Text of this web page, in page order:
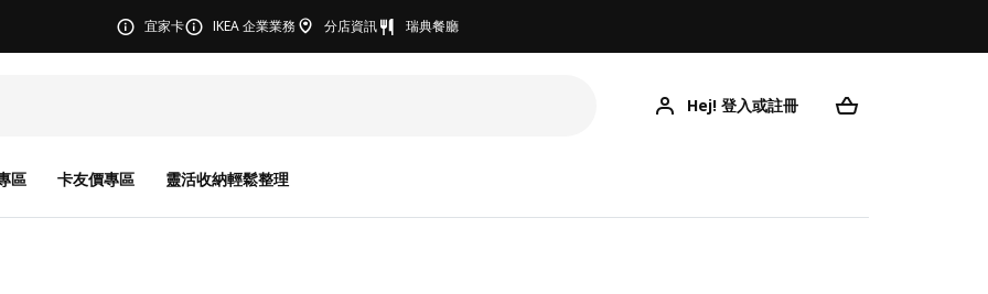
宜家卡 IKEA 企業業務 分店資訊 瑞典餐廳
Hej! 登入或註冊
區 卡友價專區 靈活收納輕鬆整理